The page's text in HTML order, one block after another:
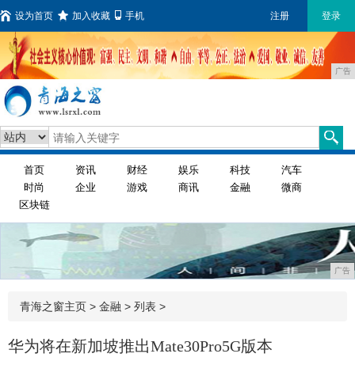
设为首页 加入收藏 手机 注册 登录
广告
首页 资讯 财经 娱乐 科技
汽车
时尚
企业 游戏 商讯 金融
微商
区块链
广告
青海之窗主页 > 金融 > 列表 >
华为将在新加坡推出Mate30Pro5G版本